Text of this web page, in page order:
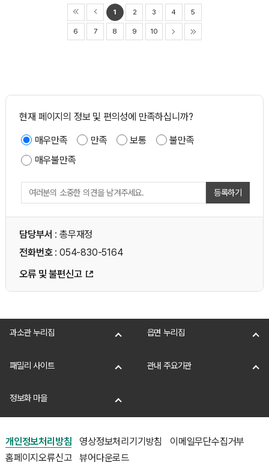
1 2 3 4 5
6 7 8 9 10
현재 페이지의 정보 및 편의성에 만족하십니까?
매우만족 만족 보통
불만족
매우불만족
등록하기
담당부서 : 총무재정
전화번호: 054-830-5164
오류 및 불편신고
과소관 누리집 읍면 누리집
패밀리 사이트 관내 주요기관
정보화 마을
개인정보처리방침 영상정보처리기기방침
이메일무단수집거부
홈페이지오류신고
뷰어다운로드